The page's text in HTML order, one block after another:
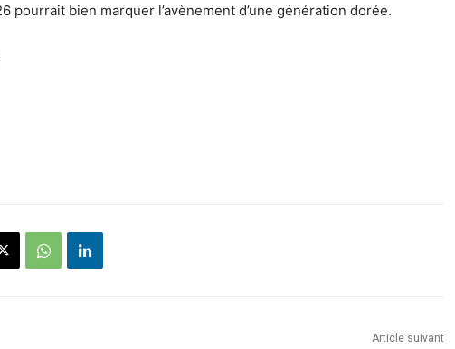
pourrait bien marquer l’avènement d’une génération dorée.
Article suivant